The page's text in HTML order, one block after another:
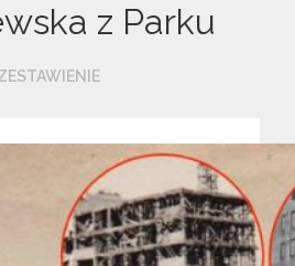
z Parku